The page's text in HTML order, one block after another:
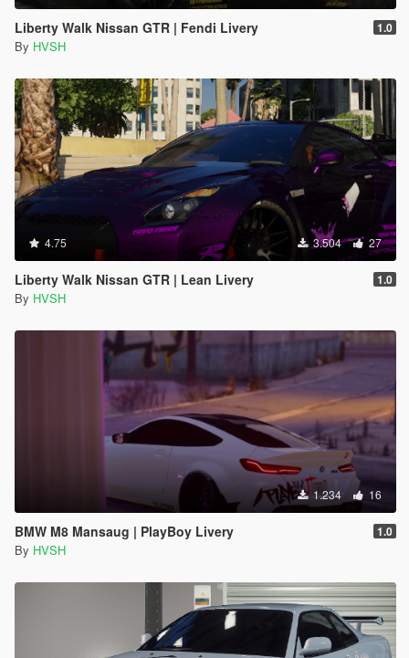
Liberty Walk Nissan GTR | Fendi Livery 1.0
By HVSH
4.75 3.504 27
Liberty Walk Nissan GTR | Lean Livery 1.0
By HVSH
1.234 16
BMW M8 Mansaug | PlayBoy Livery 1.0
By HVSH